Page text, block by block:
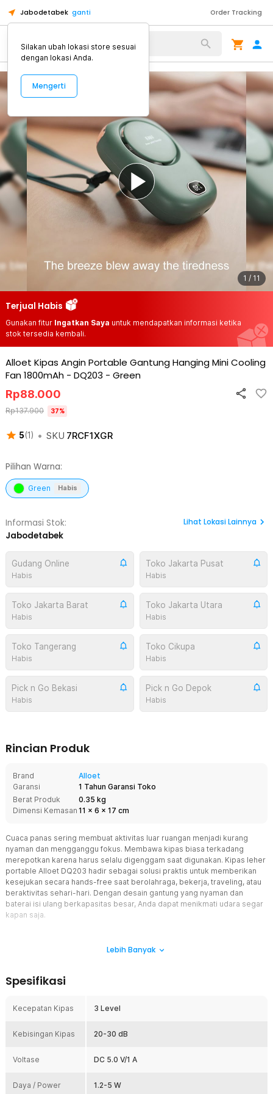
Jabodetabek ganti Order Tracking
Alat Kopi
1 / 11
Terjual Habis
Gunakan fitur Ingatkan Saya untuk mendapatkan informasi ketika
stok tersedia kembali.
Alloet Kipas Angin Portable Gantung Hanging Mini Cooling
Fan 1800mAh - DQ203 - Green
5(1) • SKU 7RCF1XGR
Rp88.000
Rp137.900 37%
Pilihan Warna:
Green Habis
Informasi Stok:
Jabodetabek
Lihat Lokasi Lainnya
Gudang Online
Habis
Toko Jakarta Pusat
Habis
Toko Jakarta Barat
Habis
Toko Jakarta Utara
Habis
Toko Tangerang
Habis
Toko Cikupa
Habis
Pick n Go Bekasi
Habis
Pick n Go Depok
Habis
Rincian Produk
Brand
Alloet
Garansi
1 Tahun Garansi Toko
Berat Produk
0.35 kg
Dimensi Kemasan 11 x 6 x 17 cm
Cuaca panas sering membuat aktivitas luar ruangan menjadi kurang
nyaman dan mengganggu fokus. Membawa kipas biasa terkadang
merepotkan karena harus selalu digenggam saat digunakan. Kipas leher
portable Alloet DQ203 hadir sebagai solusi praktis untuk memberikan
kesejukan secara hands-free saat berolahraga, bekerja, traveling, atau
beraktivitas sehari-hari. Dengan desain gantung yang nyaman dan
baterai isi ulang berkapasitas besar, Anda dapat menikmati udara segar
kapan saja.
dipegang sehingga tangan tetap bebas beraktivitas. Dilengkapi
leher. Desain portabel membuatnya mudah dibawa saat bepergian,
olahraga, maupun aktivitas outdoor lainnya. Bobotnya yang ringan
lama.
penggunaan santai dan hemat baterai, sedangkan mode sedang
Lebih Banyak
Spesifikasi
Kecepatan Kipas 3 Level
Kebisingan Kipas 20-30 dB
Voltase DC 5.0 V/1 A
Daya / Power 1.2-5 W
Silakan ubah lokasi store sesuai
dengan lokasi Anda.
Mengerti